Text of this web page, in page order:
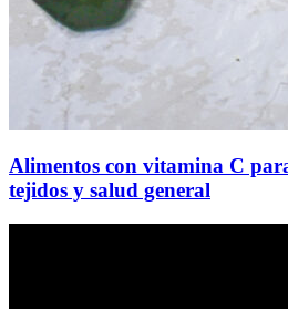
Alimentos con vitamina C
tejidos y salud general